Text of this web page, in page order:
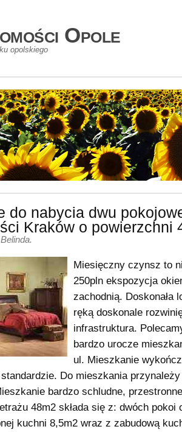
Opole
opolskiego
do nabycia dwu
Kraków o powierzchni
Belinda.
Miesięczny czynsz to
250pln ekspozycja
zachodnią. Doskonała
ręką doskonale
infrastruktura.
bardzo urocze
ul. Mieszkanie
Do mieszkania
bardzo schludne,
48m2 składa się z: dwóch pokoi
kuchni 8,5m2 wraz z zabudową